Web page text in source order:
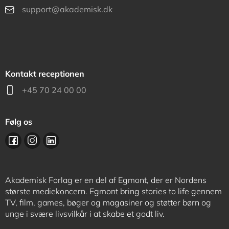
support@akademisk.dk
Kontakt receptionen
+45 70 24 00 00
Følg os
Akademisk Forlag er en del af Egmont, der er Nordens
største mediekoncern. Egmont bring stories to life gennem
TV, film, games, bøger og magasiner og støtter børn og
unge i svære livsvilkår i at skabe et godt liv.